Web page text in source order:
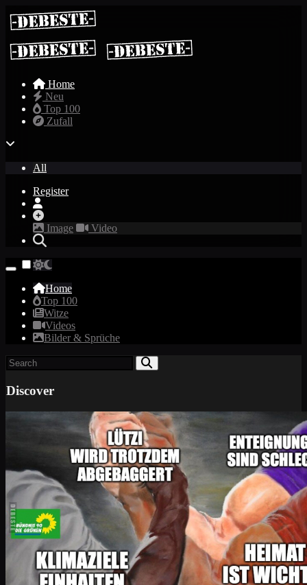
Home
Neu
Top 100
Zufall
All
Register
Image Video
Home
Top 100
Witze
Videos
Bilder & Sprüche
Discover